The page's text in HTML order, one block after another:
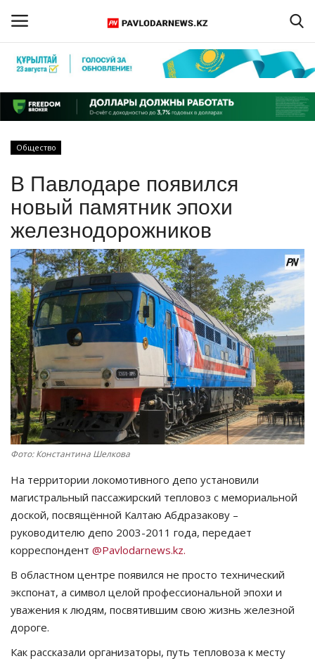
Регистрация
Главная
ПАВЛОДАРСКАЯ ОБЛАСТЬ
КАЗАХСТАН
МИР
СПЕЦПРОЕКТЫ
СПОРТ
Чек-лист
РАЗВЛЕЧЕНИЯ
OFFICIAL
Курултай
Язык
Қазақша Русский
Общество
В Павлодаре появился
новый памятник эпохи
железнодорожников
Фото: Константина Шелкова
На территории локомотивного депо установили
магистральный пассажирский тепловоз с мемориальной
доской, посвящённой Калтаю Абдразакову –
руководителю депо 2003-2011 года, передает
корреспондент @Pavlodarnews.kz.
В областном центре появился не просто технический
экспонат, а символ целой профессиональной эпохи и
уважения к людям, посвятившим свою жизнь железной
дороге.
Как рассказали организаторы, путь тепловоза к месту